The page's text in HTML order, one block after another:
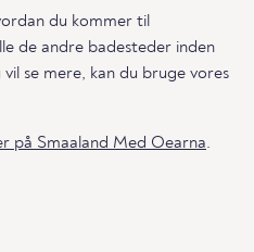
du kommer til
de andre badesteder inden
se mere, kan du bruge vores
på Smaaland Med Oearna.